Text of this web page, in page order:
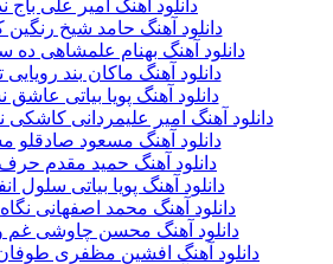
دانلود آهنگ امیر علی باج
دانلود آهنگ حامد شیخ
دانلود آهنگ بهنام علمشاهی
دانلود آهنگ ماکان بند رویایی
دانلود آهنگ پویا بیاتی عاشق
دانلود آهنگ امیر علیمردانی کاشکی
دانلود آهنگ مسعود صادقلو
دانلود آهنگ حمید مقدم
دانلود آهنگ پویا بیاتی سلول
دانلود آهنگ محمد اصفهانی
دانلود آهنگ محسن چاوشی غم
دانلود آهنگ افشین مظفری طوفان